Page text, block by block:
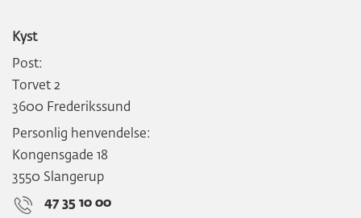
Kyst
Post:
Torvet 2
3600 Frederikssund
Personlig henvendelse:
Kongensgade 18
3550 Slangerup
47 35 10 00